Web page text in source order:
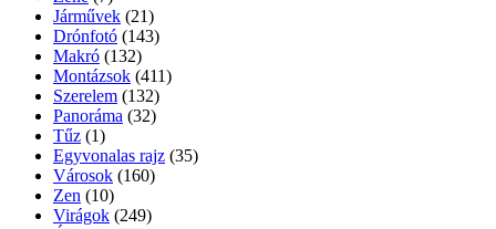
Járművek (21)
Drónfotó (143)
Makró (132)
Montázsok (411)
Szerelem (132)
Panoráma (32)
Tűz (1)
Egyvonalas rajz (35)
Városok (160)
Zen (10)
Virágok (249)